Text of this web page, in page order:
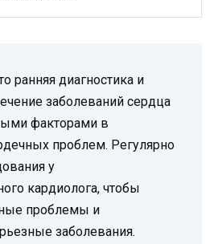
ранняя диагностика и
заболеваний сердца
факторами в
проблем. Регулярно
у
кардиолога, чтобы
проблемы и
заболевания.